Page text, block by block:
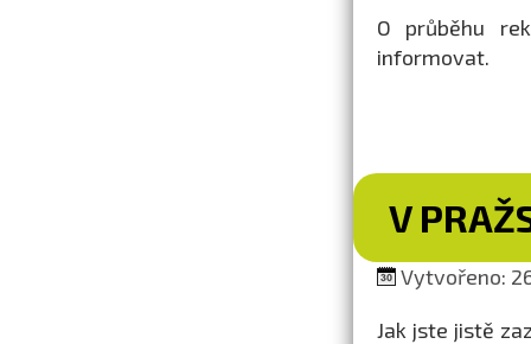
O průběhu
informovat.
V
Vytvořeno:
Jak jste jistě